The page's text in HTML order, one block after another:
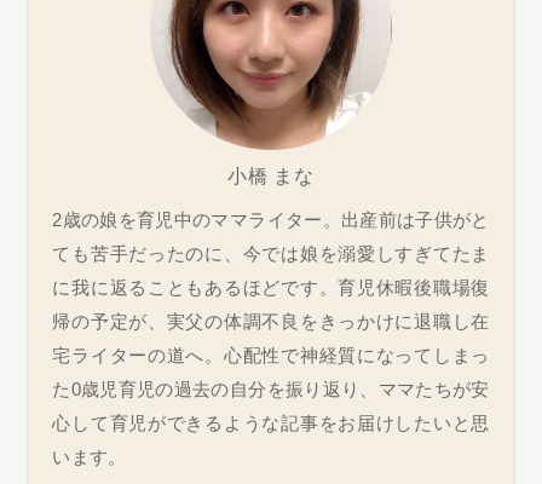
小橋 まな
2歳の娘を育児中のママライター。出産前は子供がと
ても苦手だったのに、今では娘を溺愛しすぎてたま
に我に返ることもあるほどです。育児休暇後職場復
帰の予定が、実父の体調不良をきっかけに退職し在
宅ライターの道へ。心配性で神経質になってしまっ
た0歳児育児の過去の自分を振り返り、ママたちが安
心して育児ができるような記事をお届けしたいと思
います。